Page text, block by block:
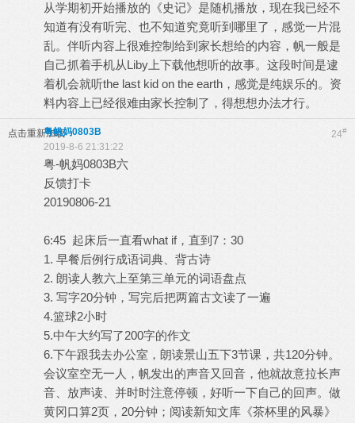
从学期初开始播放的《史记》是随机播放，现在我已经不
知道有没有听完、也不知道究竟听到哪里了，感觉一片混
乱。伴听内容上很难控制给到家长想给的内容，帆一般是
自己抓着手机从Liby上下载他想听的故事。这段时间是逮
着机会就听the last kid on the earth，感觉是纯娱乐的。资
料内容上已经很难由家长控制了，得想想办法才行。
点击重新加载 24#
粤帆妈0803B
2019-8-6 21:31:22
粤-帆妈0803B六
反馈打卡
20190806-21
6:45 起床后一直看what if，直到7：30
1. 早餐后例行成语词典、背古诗
2. 朗读人教六上至第三单元的词语盘点
3. 写字20分钟，写完后把两篇古文读了一遍
4.篮球2小时
5.中午大约写了200字的作文
6.下午跟我去办公室，朗读景山五下3节课，共120分钟。
会议室空无一人，帆发出的声音又回音，他就故意拉长声
音、放声读、并时时注意停顿，好听一下自己的回声。做
黄冈口算2页，20分钟；阅读新知文库《茶杯里的风暴》